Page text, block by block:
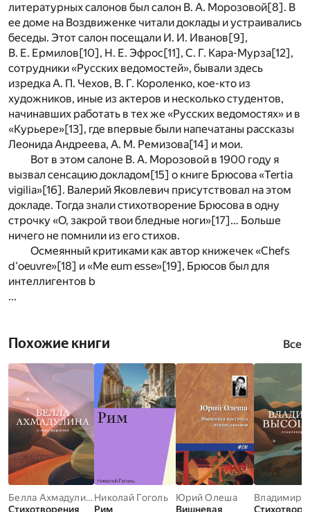
литературных салонов был салон В. А. Морозовой[8] . В
ее доме на Воздвиженке читали доклады и устраивались
беседы. Этот салон посещали И. И. Иванов [9] ,
В. Е. Ермилов [10] , Н. Е. Эфрос[11] , С. Г. Кара-Мурза[12] ,
сотрудники «Русских ведомостей», бывали здесь
изредка А. П. Чехов, В. Г. Короленко, кое-кто из
художников, иные из актеров и несколько студентов,
начинавших работать в тех же «Русских ведомостях» и в
«Курьере»[13] , где впервые были напечатаны рассказы
Леонида Андреева, А. М. Ремизова[14] и мои.
Вот в этом салоне В. А. Морозовой в 1900 году я
вызвал сенсацию докладом [15] о книге Брюсова «Tertia
vigilia»[16] . Валерий Яковлевич присутствовал на этом
докладе. Тогда знали стихотворение Брюсова в одну
строчку «О, закрой твои бледные ноги»[17] … Больше
ничего не помнили из его стихов.
Осмеянный критиками как автор книжечек «Chefs
d'oeuvre»[18] и «Ме eum esse»[19] , Брюсов был для
интеллигентов b
...
Похожие книги Все
Белла Ахмадулина
Стихотворения
Николай Гоголь
Рим
Юрий Олеша
Вишневая